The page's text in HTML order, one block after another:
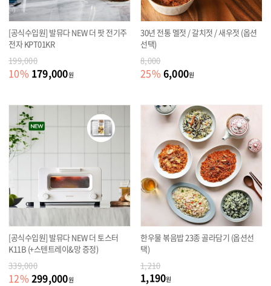
[공식수입원] 발뮤다 NEW 더 팟 전기주
전자 KPT01KR
199,000
10% 179,000원
30년 전통 멜젓 / 갈치젓 / 새우젓 (옵션
선택)
8,000
25% 6,000원
[공식수입원] 발뮤다 NEW 더 토스터
K11B (+스텐트레이&망 증정)
339,000
12% 299,000원
한우물 볶음밥 23종 골라담기 (옵션선
택)
1,210
1,190원